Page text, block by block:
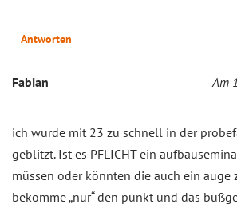
Antworten
Fabian Am
ich wurde mit 23 zu schnell in der
geblitzt. Ist es PFLICHT ein
müssen oder könnten die auch ein auge
bekomme „nur“ den punkt und das